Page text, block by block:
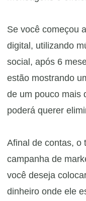
Se você começou
digital, utilizando
social, após 6
estão mostrando
de um pouco mais
poderá querer
Afinal de contas, o
campanha de
você deseja
dinheiro onde ele